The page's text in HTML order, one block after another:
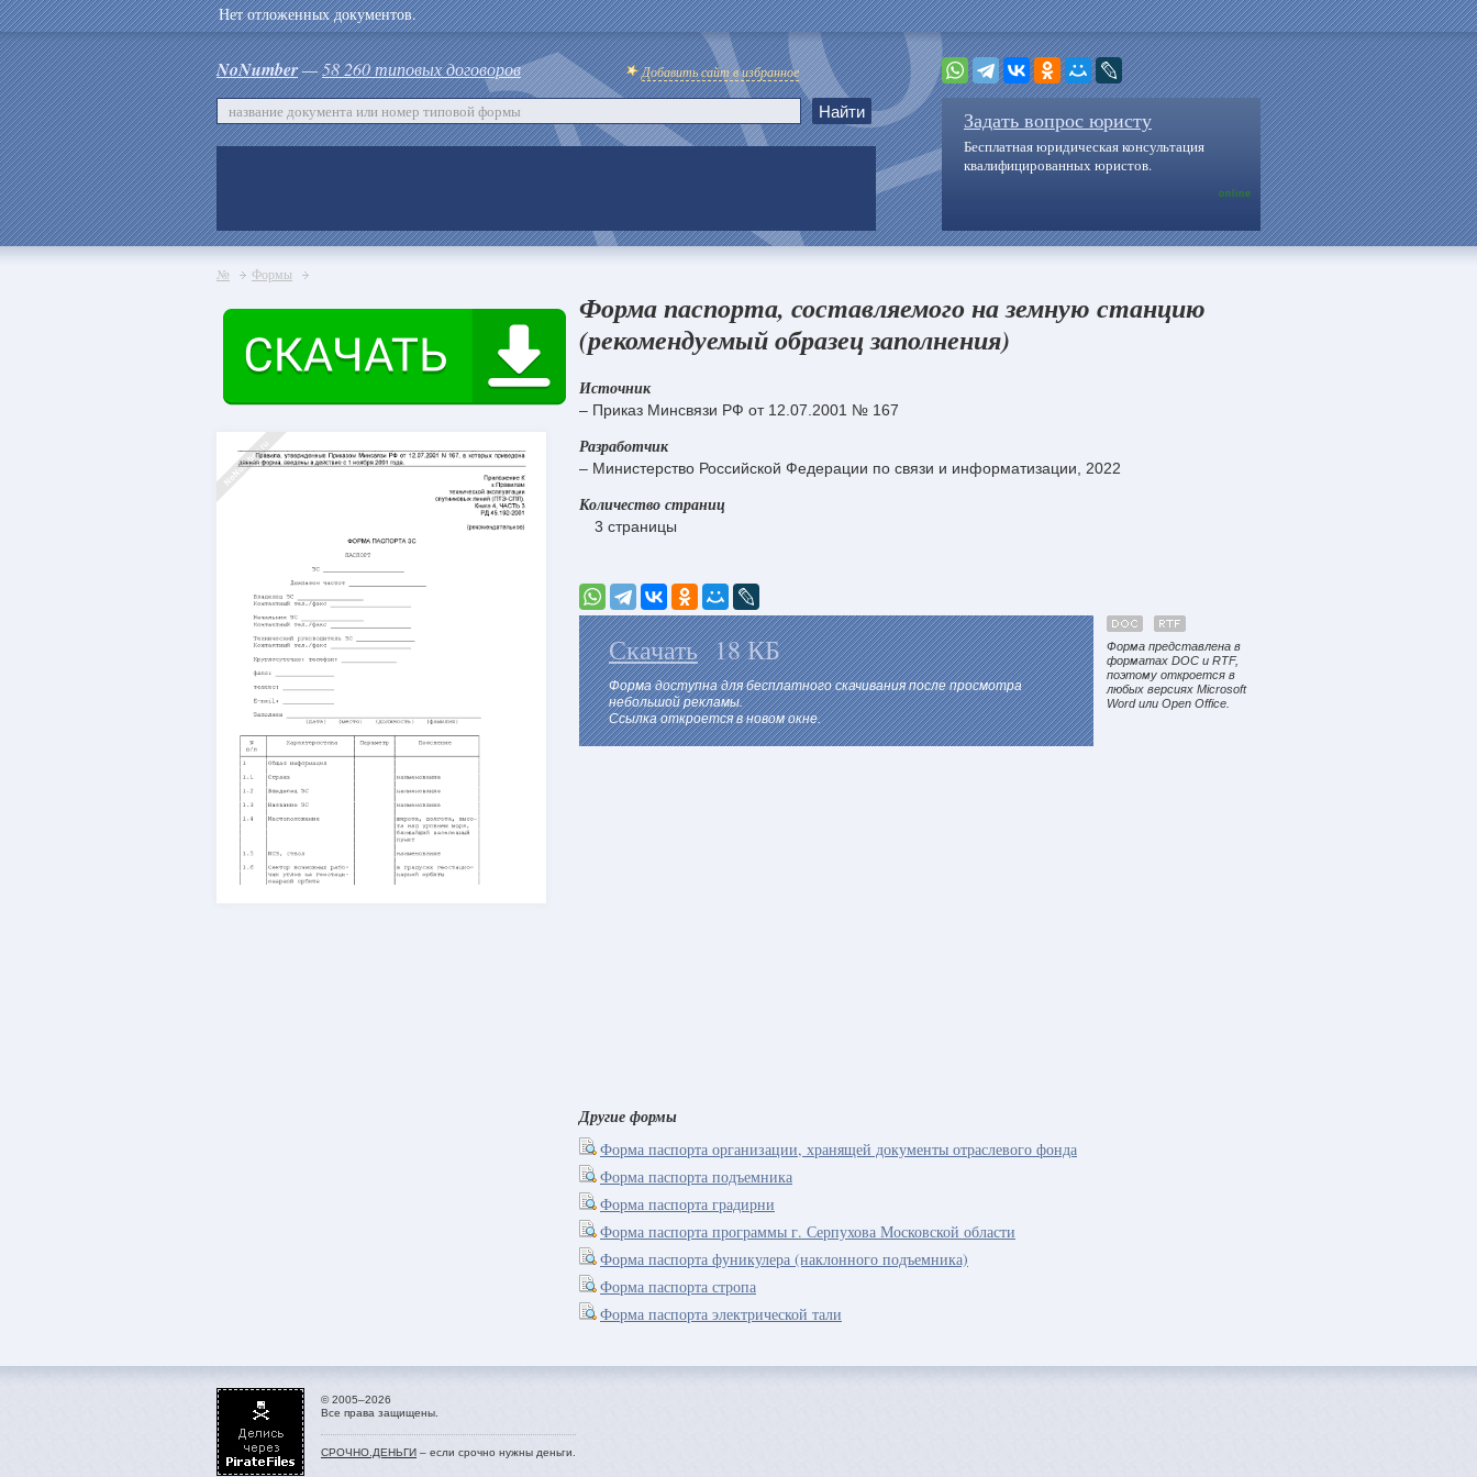
Нет отложенных документов.
NoNumber—58 260 типовых договоров Добавить сайт в избранное
Задать вопрос юристу
Бесплатная юридическая консультация
квалифицированных юристов.
online
№ Формы
Форма паспорта, составляемого на земную станцию
(рекомендуемый образец заполнения)
Источник
– Приказ Минсвязи РФ от 12.07.2001 № 167
Разработчик
– Министерство Российской Федерации по связи и информатизации, 2022
Количество страниц
3 страницы
Скачать 18 КБ
Форма доступна для бесплатного скачивания после просмотра
небольшой рекламы.
Ссылка откроется в новом окне.
Форма представлена в
форматах DOC и RTF,
поэтому откроется в
любых версиях Microsoft
Word или Open Office.
Другие формы
Форма паспорта организации, хранящей документы отраслевого фонда
Форма паспорта подъемника
Форма паспорта градирни
Форма паспорта программы г. Серпухова Московской области
Форма паспорта фуникулера (наклонного подъемника)
Форма паспорта стропа
Форма паспорта электрической тали
© 2005–2026
Все права защищены.
СРОЧНО.ДЕНЬГИ – если срочно нужны деньги.